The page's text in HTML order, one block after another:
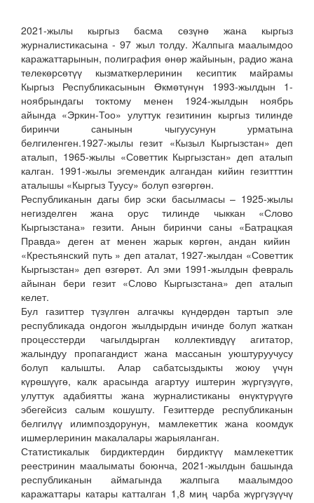
2021-жылы кыргыз басма сөзүнө жана кыргыз
журналистикасына - 97 жыл толду. Жалпыга маалымдоо
каражаттарынын, полиграфия өнөр жайынын, радио жана
телекөрсөтүү кызматкерлеринин кесиптик майрамы
Кыргыз Республикасынын Өкмөтүнүн 1993-жылдын 1-
ноябрындагы токтому менен 1924-жылдын ноябрь
айында «Эркин-Тоо» улуттук гезитинин кыргыз тилинде
биринчи санынын чыгуусунун урматына
белгиленген.1927-жылы гезит «Кызыл Кыргызстан» деп
аталып, 1965-жылы «Советтик Кыргызстан» деп аталып
калган. 1991-жылы эгемендик алгандан кийин гезитттин
аталышы «Кыргыз Туусу» болуп өзгөргөн.
Республиканын дагы бир эски басылмасы – 1925-жылы
негизделген жана орус тилинде чыккан «Слово
Кыргызстана» гезити. Анын биринчи саны «Батрацкая
Правда» деген ат менен жарык көргөн, андан кийин
«Крестьянский путь » деп аталат, 1927-жылдан «Советтик
Кыргызстан» деп өзгөрөт. Ал эми 1991-жылдын февраль
айынан бери гезит «Слово Кыргызстана» деп аталып
келет.
Бул газиттер түзүлгөн алгачкы күндөрдөн тартып эле
республикада ондогон жылдырдын ичинде болуп жаткан
процесстерди чагылдырган коллективдүү агитатор,
жалындуу пропагандист жана массанын уюштуруучусу
болуп калышты. Алар сабатсыздыкты жоюу үчүн
күрөшүүгө, калк арасында агартуу иштерин жүргүзүүгө,
улуттук адабиятты жана журналистиканы өнүктүрүүгө
эбегейсиз салым кошушту. Гезиттерде республиканын
белгилүү илимпоздорунун, мамлекеттик жана коомдук
ишмерлеринин макалалары жарыяланган.
Статистикалык бирдиктердин бирдиктүү мамлекеттик
реестринин маалыматы боюнча, 2021-жылдын башында
республиканын аймагында жалпыга маалымдоо
каражаттары катары катталган 1,8 миң чарба жүргүзүүчү